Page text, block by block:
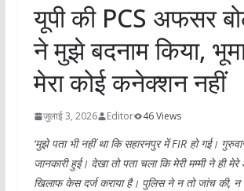
यूपी की PCS अफसर
ने मुझे बदनाम किया,
मेरा कोई कनेक्शन नहीं
जुलाई 3, 2026 Editor 46 Views
‘मुझे पता भी नहीं था कि सहारनपुर में FIR हो गई।
जानकारी हुई। देखा तो पता चला कि मेरी मम्मी ने ही
खिलाफ केस दर्ज कराया है। पुलिस ने न तो जांच की, न